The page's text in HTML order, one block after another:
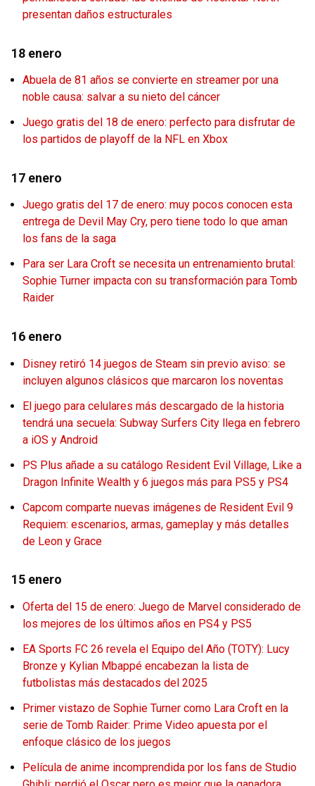
presentan daños estructurales
18 enero
Abuela de 81 años se convierte en streamer por una
noble causa: salvar a su nieto del cáncer
Juego gratis del 18 de enero: perfecto para disfrutar de
los partidos de playoff de la NFL en Xbox
17 enero
Juego gratis del 17 de enero: muy pocos conocen esta
entrega de Devil May Cry, pero tiene todo lo que aman
los fans de la saga
Para ser Lara Croft se necesita un entrenamiento brutal:
Sophie Turner impacta con su transformación para Tomb
Raider
16 enero
Disney retiró 14 juegos de Steam sin previo aviso: se
incluyen algunos clásicos que marcaron los noventas
El juego para celulares más descargado de la historia
tendrá una secuela: Subway Surfers City llega en febrero
a iOS y Android
PS Plus añade a su catálogo Resident Evil Village, Like a
Dragon Infinite Wealth y 6 juegos más para PS5 y PS4
Capcom comparte nuevas imágenes de Resident Evil 9
Requiem: escenarios, armas, gameplay y más detalles
de Leon y Grace
15 enero
Oferta del 15 de enero: Juego de Marvel considerado de
los mejores de los últimos años en PS4 y PS5
EA Sports FC 26 revela el Equipo del Año (TOTY): Lucy
Bronze y Kylian Mbappé encabezan la lista de
futbolistas más destacados del 2025
Primer vistazo de Sophie Turner como Lara Croft en la
serie de Tomb Raider: Prime Video apuesta por el
enfoque clásico de los juegos
Película de anime incomprendida por los fans de Studio